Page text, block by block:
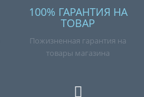
100% ГАРАНТИЯ НА
ТОВАР
Пожизненная гарантия на
товары магазина